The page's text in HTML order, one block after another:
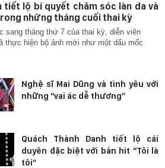
tiết lộ bí quyết chăm sóc làn da và
những tháng cuối thai kỳ
sang tháng thứ 7 của thai kỳ, diễn viên
thực hiện bộ ảnh mới như một dấu mốc
Nghệ sĩ Mai Dũng và tình yêu với
những “vai ác dễ thương”
Quách Thành Danh tiết lộ cái
duyên đặc biệt với bản hit “Tôi là
tôi”